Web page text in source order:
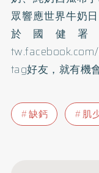
眾響應世界牛奶
於國健署
tag好友，就有機
缺鈣 肌